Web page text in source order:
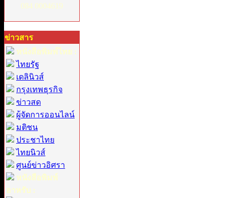
084 0004619
ข่าวสาร
หนังสือพิมพ์ไทย :
ไทยรัฐ
เดลินิวส์
กรุงเทพธุรกิจ
ข่าวสด
ผู้จัดการออนไลน์
มติชน
ประชาไทย
ไทยนิวส์
ศูนย์ข่าวอิศรา
หนังสือพิมพ์
อาหรับ :